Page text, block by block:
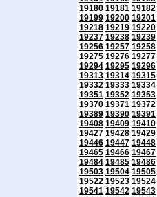
19180 19181 19182
19199 19200 19201
19218 19219 19220
19237 19238 19239
19256 19257 19258
19275 19276 19277
19294 19295 19296
19313 19314 19315
19332 19333 19334
19351 19352 19353
19370 19371 19372
19389 19390 19391
19408 19409 19410
19427 19428 19429
19446 19447 19448
19465 19466 19467
19484 19485 19486
19503 19504 19505
19522 19523 19524
19541 19542 19543